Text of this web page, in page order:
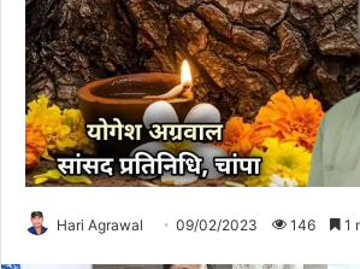
Hari Agrawal 09/02/2023 146 1